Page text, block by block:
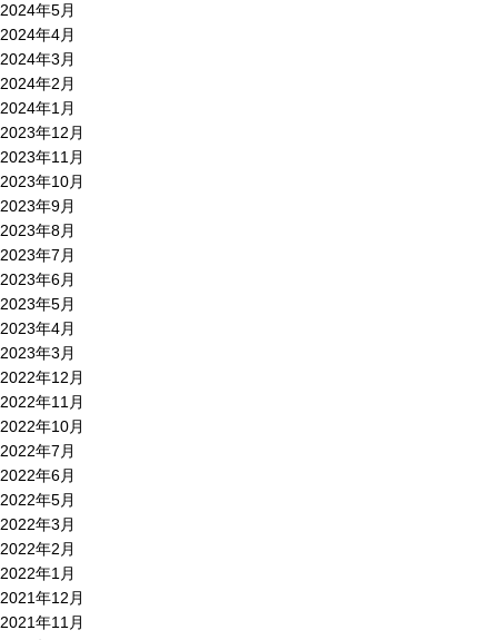
2024年5月
2024年4月
2024年3月
2024年2月
2024年1月
2023年12月
2023年11月
2023年10月
2023年9月
2023年8月
2023年7月
2023年6月
2023年5月
2023年4月
2023年3月
2022年12月
2022年11月
2022年10月
2022年7月
2022年6月
2022年5月
2022年3月
2022年2月
2022年1月
2021年12月
2021年11月